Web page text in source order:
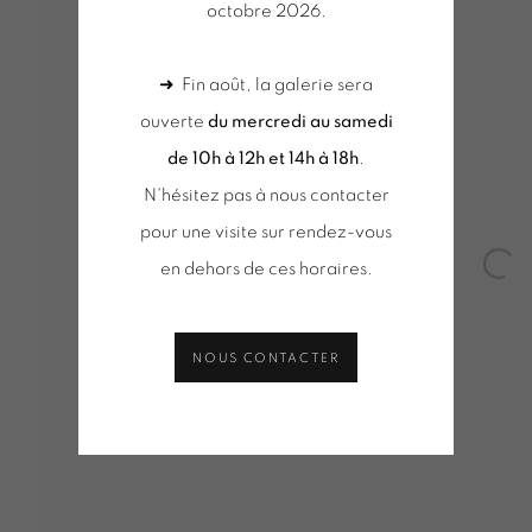
VUES D'INSTALLATION SÉLECTION D'OEUVRES
octobre 2026.
➜ Fin août, la galerie sera
ouverte du mercredi au samedi
de 10h à 12h et 14h à 18h.
N'hésitez pas à nous contacter
pour une visite sur rendez-vous
en dehors de ces horaires.
NOUS CONTACTER